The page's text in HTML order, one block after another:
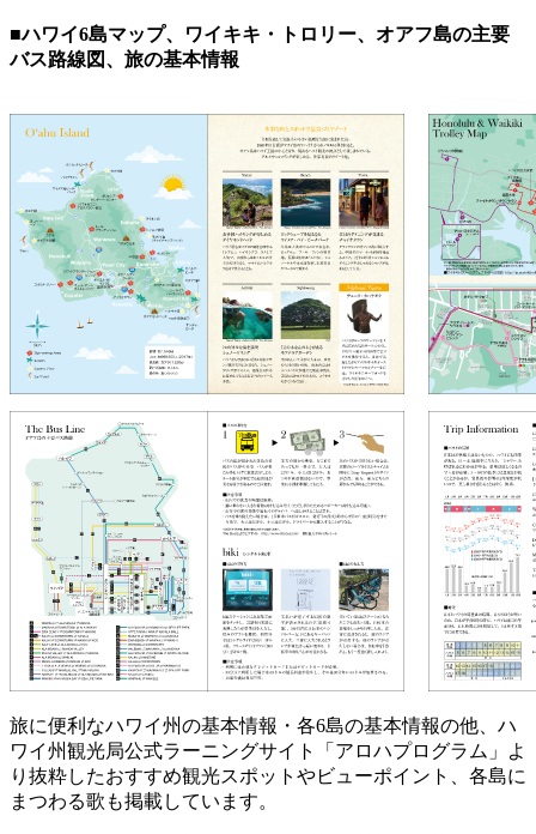
■ハワイ6島マップ、ワイキキ・トロリー、オアフ島の主要
バス路線図、旅の基本情報
旅に便利なハワイ州の基本情報・各6島の基本情報の他、ハ
ワイ州観光局公式ラーニングサイト「アロハプログラム」よ
り抜粋したおすすめ観光スポットやビューポイント、各島に
まつわる歌も掲載しています。